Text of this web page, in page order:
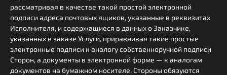
рассматривая в качестве такой простой электронной
подписи адреса почтовых ящиков, указанные в реквизитах
Исполнителя, и содержащиеся в данных о Заказчике,
указанных в заказе Услуги, приравнивая такие простые
электронные подписи к аналогу собственноручной подписи
Сторон, а документы в электронной форме — к аналогам
документов на бумажном носителе. Стороны обязуются